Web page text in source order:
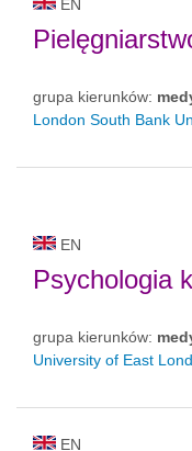
EN
grupa kierunków:
London South Bank
EN
Psychologia
grupa kierunków:
University of East
EN